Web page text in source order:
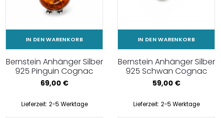
IN DEN WARENKORB
Bernstein Anhänger Silber
925 Pinguin Cognac
69,00 €
Lieferzeit: 2-5 Werktage
IN DEN WARENKORB
Bernstein Anhänger Silber
925 Schwan Cognac
59,00 €
Lieferzeit: 2-5 Werktage